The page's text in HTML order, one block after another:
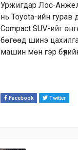
Уржигдар Лос-
нь Toyota-ийн гурав
Compact SUV-ийг
бөгөөд шинэ
машин мөн гэр
Facebook Twitter